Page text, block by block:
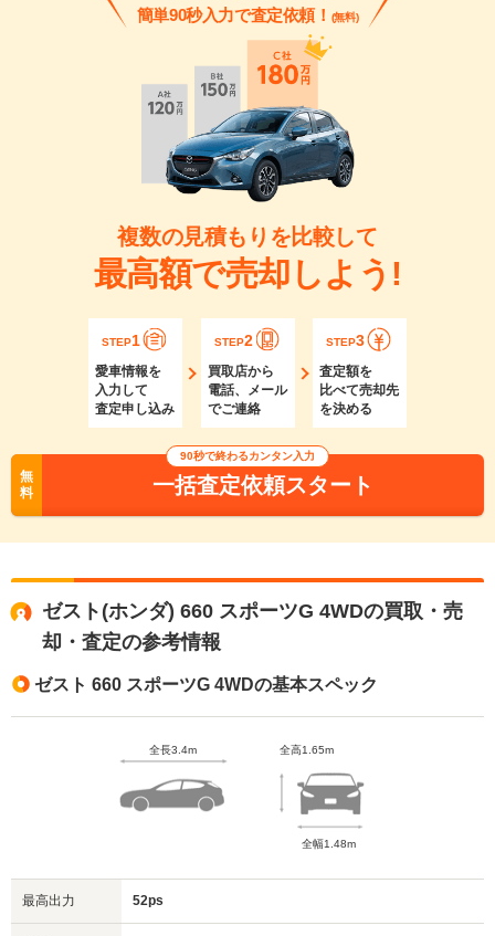
簡単90秒入力で査定依頼！ (無料)
複数の見積もりを比較して
最高額で売却しよう!
STEP1
愛車情報を
入力して
査定申し込み
STEP2
買取店から
電話、メール
でご連絡
STEP3
査定額を
比べて売却先
を決める
無
料
90秒で終わるカンタン入力
一括査定依頼スタート
ゼスト(ホンダ) 660 スポーツG 4WDの買取・売
却・査定の参考情報
ゼスト 660 スポーツG 4WDの基本スペック
全長3.4m 全高1.65m
全幅1.48m
最高出力 52ps